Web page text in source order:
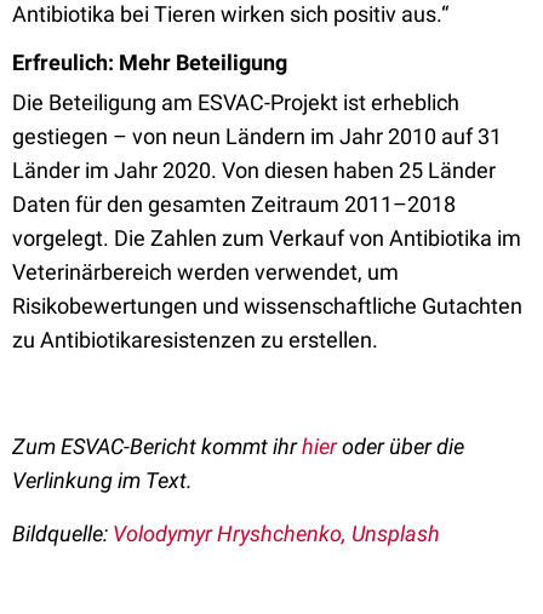
Antibiotika bei Tieren wirken sich positiv aus.“
Erfreulich: Mehr Beteiligung
Die Beteiligung am ESVAC-Projekt ist erheblich
gestiegen – von neun Ländern im Jahr 2010 auf 31
Länder im Jahr 2020. Von diesen haben 25 Länder
Daten für den gesamten Zeitraum 2011–2018
vorgelegt. Die Zahlen zum Verkauf von Antibiotika im
Veterinärbereich werden verwendet, um
Risikobewertungen und wissenschaftliche Gutachten
zu Antibiotikaresistenzen zu erstellen.
Zum ESVAC-Bericht kommt ihrhieroder über die
Verlinkung im Text.
Bildquelle: Volodymyr Hryshchenko, Unsplash